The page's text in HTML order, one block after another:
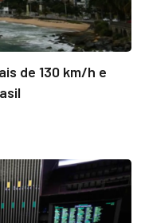
de 130 km/h e